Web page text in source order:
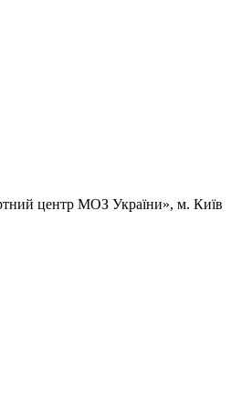
центр МОЗ України», м. Київ